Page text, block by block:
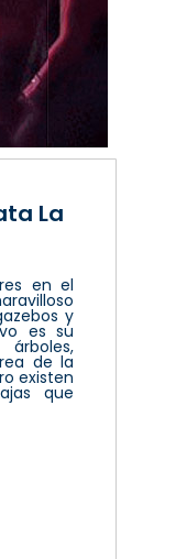
La
en el
y
es su
de la
existen
que